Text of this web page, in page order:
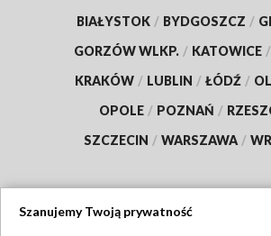
BIAŁYSTOK / BYDGOSZCZ /
GORZÓW WLKP. / KATOWICE /
KRAKÓW / LUBLIN / ŁÓDŹ /
OPOLE / POZNAŃ /
SZCZECIN / WARSZAWA /
Szanujemy Twoją prywatność